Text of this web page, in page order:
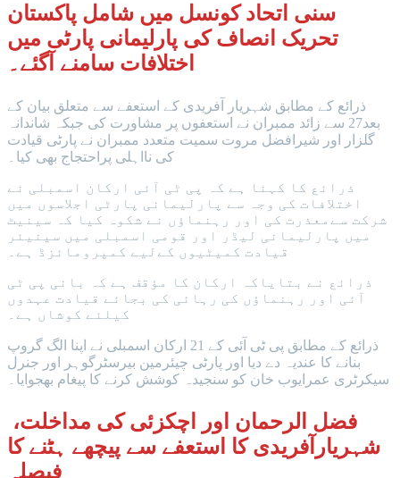
سنی اتحاد کونسل میں شامل پاکستان
تحریک انصاف کی پارلیمانی پارٹی میں
اختلافات سامنے آگئے۔
ذرائع کے مطابق شہریار آفریدی کے استعفے سے متعلق بیان کے
بعد27 سے زائد ممبران نے استعفوں پر مشاورت کی جبکہ شاندانہ
گلزار اور شیرافضل مروت سمیت متعدد ممبران نے پارٹی قیادت
کی نااہلی پراحتجاج بھی کیا۔
ذرائع کا کہنا ہے کہ پی ٹی آئی ارکان اسمبلی نے
اختلافات کی وجہ سے پارلیمانی پارٹی اجلاسوں میں
شرکت سےمعذرت کی اور رہنماؤں نے شکوہ کیا کہ سینیٹ
میں پارلیمانی لیڈر اور قومی اسمبلی میں سینیئر
قیادت کمیٹیوں کےلیے کمپرومائزڈ ہے۔
ذرائع نے بتایاکہ ارکان کا مؤقف ہے کہ بانی پی ٹی
آئی اور رہنماؤں کی رہائی کی بجائے قیادت عہدوں
کیلئے کوشاں ہے۔
ذرائع کے مطابق پی ٹی آئی کے 21 ارکان اسمبلی نے اپنا الگ گروپ
بنانے کا عندیہ دے دیا اور پارٹی چیئرمین بیرسٹرگوہر اور جنرل
سیکرٹری عمرایوب خان کو سنجیدہ کوشش کرنے کا پیغام بھجوایا۔
شہریارآفریدی کا استعفے سے پیچھے ہٹنے کا